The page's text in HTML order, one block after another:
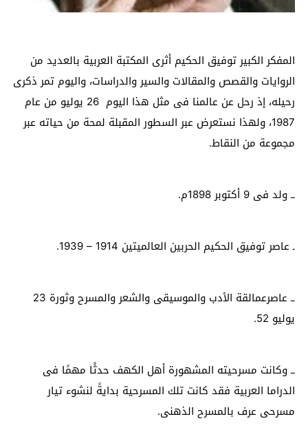
المفكر الكبير توفيق الحكيم أثرى المكتبة العربية بالعديد من
الروايات والقصص والمقالات والسير والدراسات، واليوم تمر ذكرى
رحيله، إذ رحل عن عالمنا فى مثل هذا اليوم 26 يوليو من عام
1987، ولهذا نستعرض عبر السطور المقبلة لمحة من حياته عبر
مجموعة من النقاط.
ــ ولد فى 9 أكتوبر 1898م.
ـ عاصر توفيق الحكيم الحربين العالميتين 1914 – 1939.
ــ عاصرعمالقة الأدب والموسيقى والشعر والمسرح وثورة 23
يوليو 52.
ــ وكانت مسرحيته المشهورة أهل الكهف حدثًا مهمًا فى
الدراما العربية فقد كانت تلك المسرحية بدايةً لنشوء تيار
مسرحى عرف بالمسرح الذهنى.